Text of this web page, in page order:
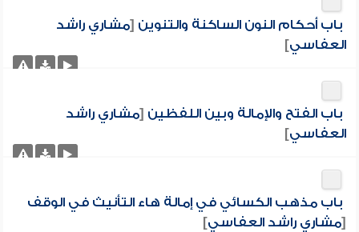
باب أحكام النون الساكنة والتنوين [مشاري راشد
العفاسي]
باب الفتح والإمالة وبين اللفظين [مشاري راشد
العفاسي]
باب مذهب الكسائي في إمالة هاء التأنيث في الوقف
[مشاري راشد العفاسي]